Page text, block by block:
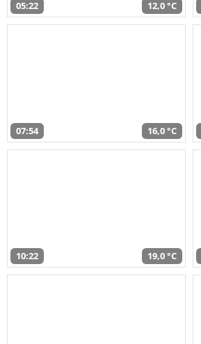
05:22 12,0 °C
07:54 16,0 °C
10:22 19,0 °C